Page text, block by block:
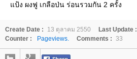
แป้ง ผงฟู เกลือป่น ร่อนรวมกัน 2 ครั้ง
Create Date : 13 ตุลาคม 2550 Last Update :
Counter :
Pageviews. Comments : 33